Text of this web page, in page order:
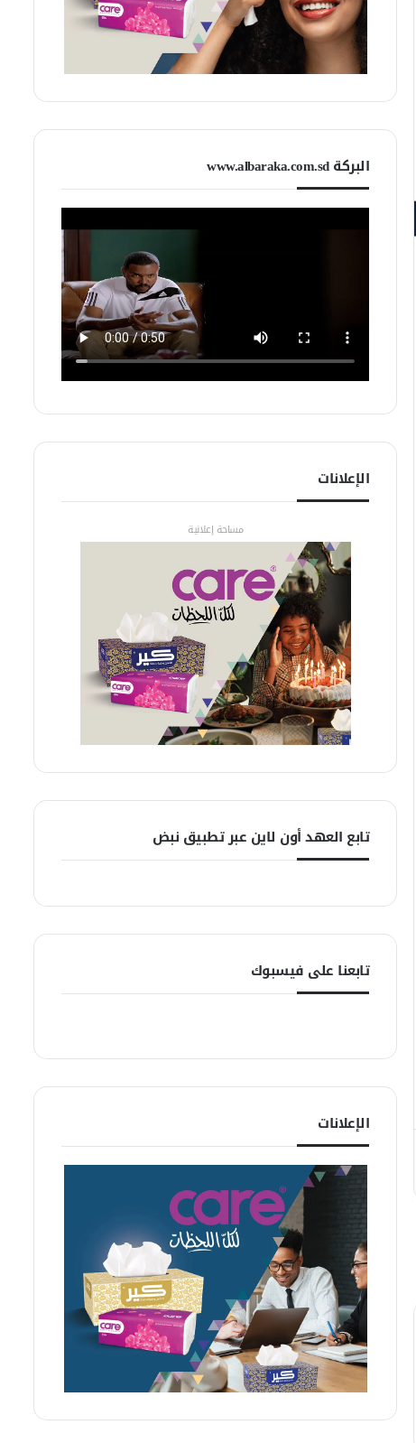
البركة www.albaraka.com.sd
الإعلانات
مساحة إعلانية
تابع العهد أون لاين عبر تطبيق نبض
تابعنا على فيسبوك
الإعلانات